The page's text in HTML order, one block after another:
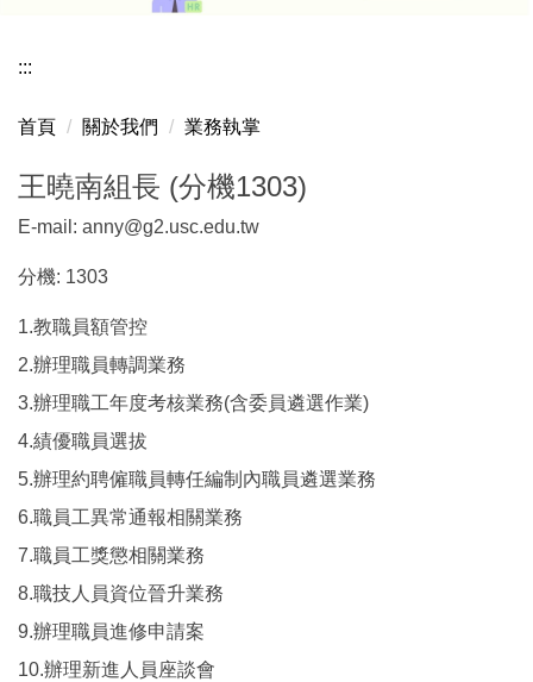
:::
首頁 關於我們 業務執掌
王曉南組長 (分機1303)
E-mail: anny@g2.usc.edu.tw
分機: 1303
1.教職員額管控
2.辦理職員轉調業務
3.辦理職工年度考核業務(含委員遴選作業)
4.績優職員選拔
5.辦理約聘僱職員轉任編制內職員遴選業務
6.職員工異常通報相關業務
7.職員工獎懲相關業務
8.職技人員資位晉升業務
9.辦理職員進修申請案
10.辦理新進人員座談會